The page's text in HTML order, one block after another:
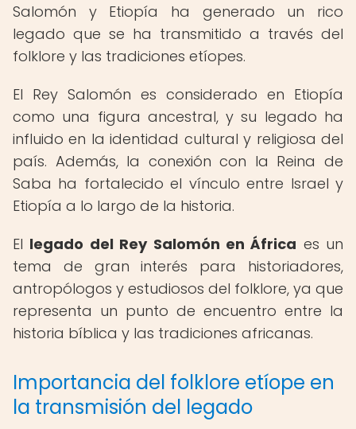
Salomón y Etiopía ha generado un rico
legado que se ha transmitido a través del
folklore y las tradiciones etíopes.
El Rey Salomón es considerado en Etiopía
como una figura ancestral, y su legado ha
influido en la identidad cultural y religiosa del
país. Además, la conexión con la Reina de
Saba ha fortalecido el vínculo entre Israel y
Etiopía a lo largo de la historia.
El legado del Rey Salomón en África es un
tema de gran interés para historiadores,
antropólogos y estudiosos del folklore, ya que
representa un punto de encuentro entre la
historia bíblica y las tradiciones africanas.
Importancia del folklore etíope en
la transmisión del legado